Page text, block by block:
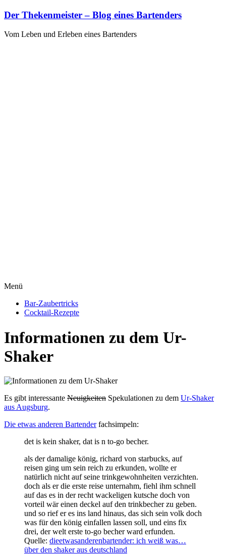
Zum
springen
Der Thekenmeister – Blog eines Bartenders
Vom Leben und Erleben eines Bartenders
Menü
Bar-Zaubertricks
Cocktail-Rezepte
Informationen zu dem Ur-
Shaker
Es gibt interessante Neuigkeiten Spekulationen zu dem Ur-Shaker
aus Augsburg.
Die etwas anderen Bartenderfachsimpeln:
det is kein shaker, dat is n to-go becher.
als der damalige könig, richard von starbucks, auf
reisen ging um sein reich zu erkunden, wollte er
natürlich nicht auf seine trinkgewohnheiten verzichten.
doch als er die erste reise unternahm, fiehl ihm schnell
auf das es in der recht wackeligen kutsche doch von
vorteil wär einen deckel auf den trinkbecher zu geben.
und so rief er es ins land hinaus, das sich sein volk doch
was für den könig einfallen lassen soll, und eins fix
drei, der welt erste to-go becher ward erfunden.
Quelle: dieetwasanderenbartender: ich weiß was…
über den shaker aus deutschland